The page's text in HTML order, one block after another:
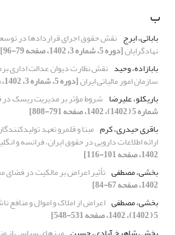
ب
بابائی، ایرج نقش حقوق اجرای قراردادها در
نهادگرایان[دوره 5، شماره 3، 1402، صفحه 79-96]
بابازاده، وحید نقش نظارت دیوان عدالت اداری
سازمان امور مالیاتی ایران[دوره 5، شماره 3، 1402، صفحه 195-212]
باریکلو، علیرضا شروط مؤثر بر مدیریت ریسک در
شماره 5 ( 1402)، 1402، صفحه 791-808]
باقری حیدری، کرم مبنا و قلمرو تعهد
ارائه اطلاعات دارویی در حقوق ایران، فرانسه و
1402، صفحه 101-116]
بخشی، مصطفی تأثیر اعراض بر مالکیت در فضای
1402، صفحه 67-84]
بخشی، مصطفی اعراض از املاک و اموال و منافع
5 ( 1402)، 1402، صفحه 531-548]